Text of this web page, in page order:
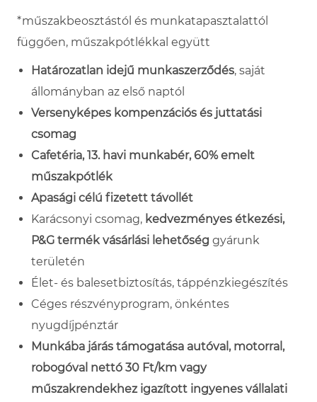
*műszakbeosztástól és munkatapasztalattól
függően, műszakpótlékkal együtt
Határozatlan idejű munkaszerződés, saját
állományban az első naptól
Versenyképes kompenzációs és juttatási
csomag
Cafetéria, 13. havi munkabér, 60% emelt
műszakpótlék
Apasági célú fizetett távollét
Karácsonyi csomag, kedvezményes étkezési,
P&G termék vásárlási lehetőség gyárunk
területén
Élet- és balesetbiztosítás, táppénzkiegészítés
Céges részvényprogram, önkéntes
nyugdíjpénztár
Munkába járás támogatása autóval, motorral,
robogóval nettó 30 Ft/km vagy
műszakrendekhez igazított ingyenes vállalati